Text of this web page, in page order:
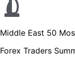
Middle East 50
Forex Traders